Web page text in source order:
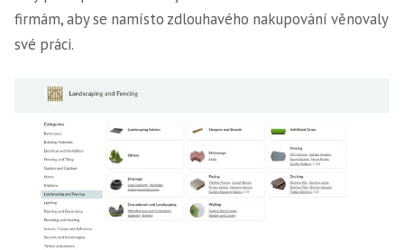
firmám, aby se namísto zdlouhavého nakupování věnovaly
své práci.